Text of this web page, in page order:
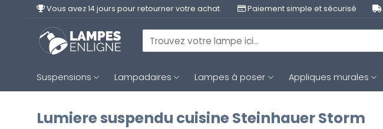
Vous avez 14 jours pour retourner votre achat. Paiement simple et sécurisé
Recherche
pour :
Suspensions Lampadaires Lampes à poser Appliques murales
Lumiere suspendu cuisine Steinhauer Storm